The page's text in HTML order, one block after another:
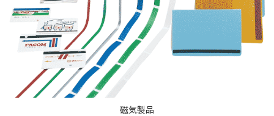
磁気製品